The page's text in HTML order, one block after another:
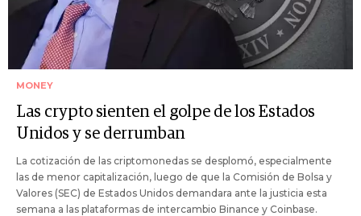
MONEY
Las crypto sienten el golpe de los Estados
Unidos y se derrumban
La cotización de las criptomonedas se desplomó, especialmente
las de menor capitalización, luego de que la Comisión de Bolsa y
Valores (SEC) de Estados Unidos demandara ante la justicia esta
semana a las plataformas de intercambio Binance y Coinbase.